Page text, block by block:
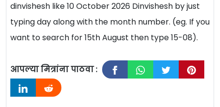
dinvishesh like 10 October 2026 Dinvishesh by just
typing day along with the month number. (eg. If you
want to search for 15th August then type 15-08).
आपल्या मित्रांना पाठवा :